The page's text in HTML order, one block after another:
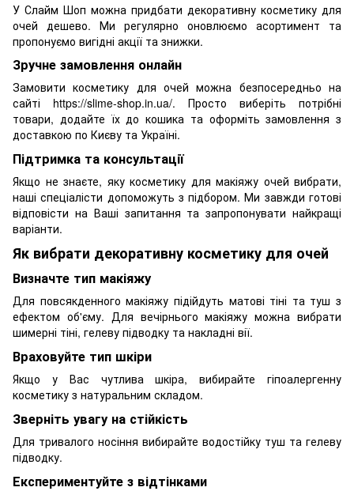
У Слайм Шоп можна придбати декоративну косметику для
очей дешево. Ми регулярно оновлюємо асортимент та
пропонуємо вигідні акції та знижки.
Зручне замовлення онлайн
Замовити косметику для очей можна безпосередньо на
сайті https://slime-shop.in.ua/. Просто виберіть потрібні
товари, додайте їх до кошика та оформіть замовлення з
доставкою по Києву та Україні.
Підтримка та консультації
Якщо не знаєте, яку косметику для макіяжу очей вибрати,
наші спеціалісти допоможуть з підбором. Ми завжди готові
відповісти на Ваші запитання та запропонувати найкращі
варіанти.
Як вибрати декоративну косметику для очей
Визначте тип макіяжу
Для повсякденного макіяжу підійдуть матові тіні та туш з
ефектом об'єму. Для вечірнього макіяжу можна вибрати
шимерні тіні, гелеву підводку та накладні вії.
Враховуйте тип шкіри
Якщо у Вас чутлива шкіра, вибирайте гіпоалергенну
косметику з натуральним складом.
Зверніть увагу на стійкість
Для тривалого носіння вибирайте водостійку туш та гелеву
підводку.
Експериментуйте з відтінками